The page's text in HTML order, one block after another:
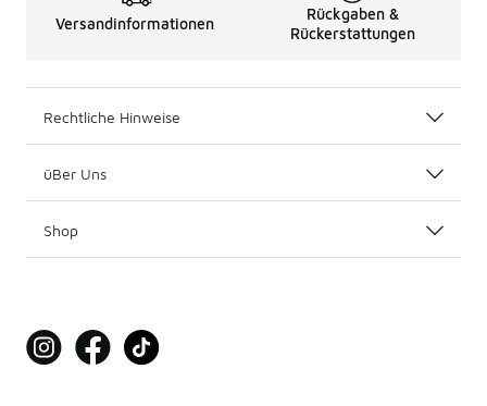
Versandinformationen
Rückgaben &
Rückerstattungen
Rechtliche Hinweise
üBer Uns
Shop